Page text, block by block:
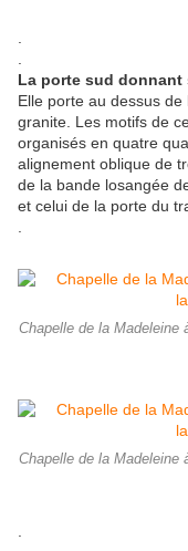
La porte sud donnant
Elle porte au dessus
granite. Les motifs de
organisés en quatre
alignement oblique de
de la bande losangée
et celui de la porte du
Chapelle de la Madeleine
Chapelle de la Madeleine